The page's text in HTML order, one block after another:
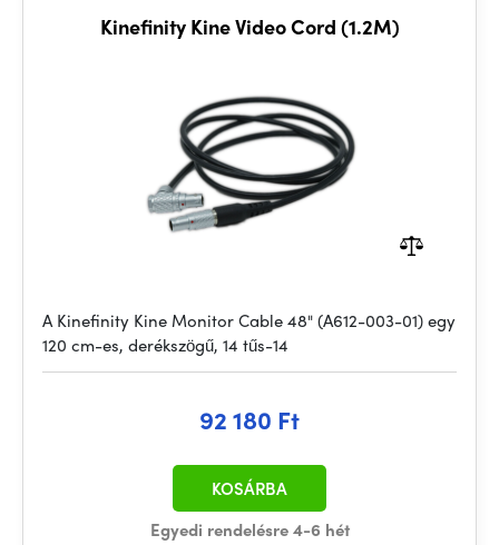
Kinefinity Kine Video Cord (1.2M)
A Kinefinity Kine Monitor Cable 48" (A612-003-01) egy
120 cm-es, derékszögű, 14 tűs-14
92 180 Ft
Egyedi rendelésre 4-6 hét
KOSÁRBA